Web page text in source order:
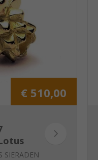
€ 510,00
SIERADEN